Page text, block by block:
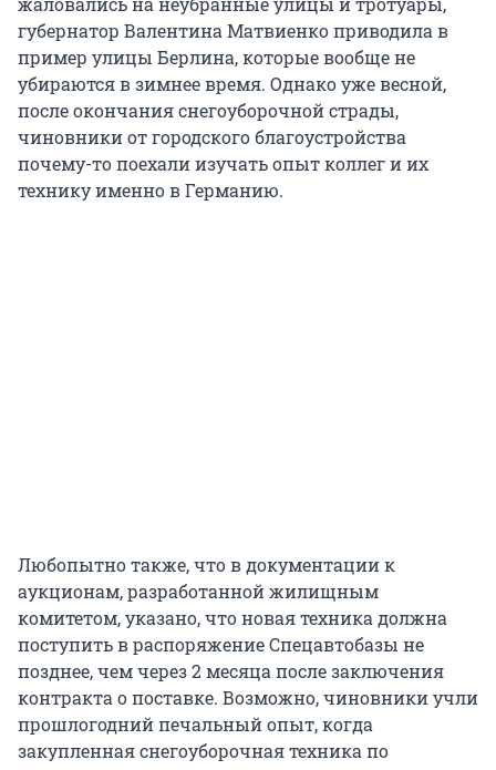
губернатор Валентина Матвиенко приводила в
пример улицы Берлина, которые вообще не
убираются в зимнее время. Однако уже весной,
после окончания снегоуборочной страды,
чиновники от городского благоустройства
почему-то поехали изучать опыт коллег и их
технику именно в Германию.
Любопытно также, что в документации к
аукционам, разработанной жилищным
комитетом, указано, что новая техника должна
поступить в распоряжение Спецавтобазы не
позднее, чем через 2 месяца после заключения
контракта о поставке. Возможно, чиновники учли
прошлогодний печальный опыт, когда
закупленная снегоуборочная техника по